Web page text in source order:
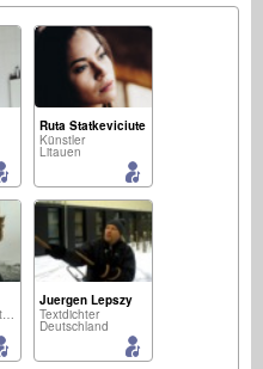
Ruta Statkeviciute
Künstler
Litauen
Geschäfts-Dienstleistungen
Juergen Lepszy
Textdichter
Deutschland